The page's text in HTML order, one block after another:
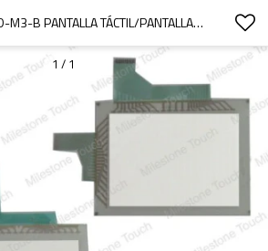
A951GOT-SBD-M3-B PANTALLA TÁCTIL/PANTALLA TÁCTIL A951GOT-SBD-M3-B
1 / 1